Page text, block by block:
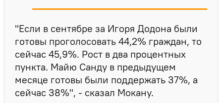
"Если в сентябре за Игоря Додона были
готовы проголосовать 44,2% граждан, то
сейчас 45,9%. Рост в два процентных
пункта. Майю Санду в предыдущем
месяце готовы были поддержать 37%, а
сейчас 38%", - сказал Мокану.